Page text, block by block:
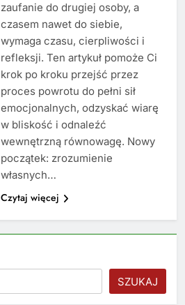
zaufanie do drugiej osoby, a
czasem nawet do siebie,
wymaga czasu, cierpliwości i
refleksji. Ten artykuł pomoże Ci
krok po kroku przejść przez
proces powrotu do pełni sił
emocjonalnych, odzyskać wiarę
w bliskość i odnaleźć
wewnętrzną równowagę. Nowy
początek: zrozumienie
własnych…
Czytaj więcej
SZUKAJ